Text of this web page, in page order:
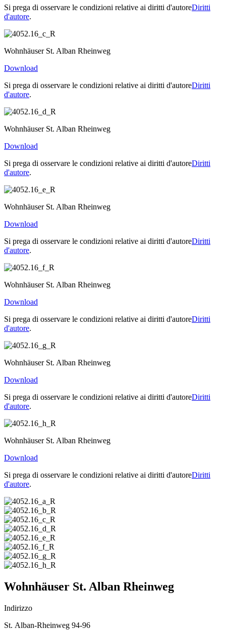
Si prega di osservare le condizioni relative ai diritti d'autoreDiritti
d'autore.
Wohnhäuser St. Alban Rheinweg
Download
Si prega di osservare le condizioni relative ai diritti d'autoreDiritti
d'autore.
Wohnhäuser St. Alban Rheinweg
Download
Si prega di osservare le condizioni relative ai diritti d'autoreDiritti
d'autore.
Wohnhäuser St. Alban Rheinweg
Download
Si prega di osservare le condizioni relative ai diritti d'autoreDiritti
d'autore.
Wohnhäuser St. Alban Rheinweg
Download
Si prega di osservare le condizioni relative ai diritti d'autoreDiritti
d'autore.
Wohnhäuser St. Alban Rheinweg
Download
Si prega di osservare le condizioni relative ai diritti d'autoreDiritti
d'autore.
Wohnhäuser St. Alban Rheinweg
Download
Si prega di osservare le condizioni relative ai diritti d'autoreDiritti
d'autore.
Wohnhäuser St. Alban Rheinweg
Indirizzo
St. Alban-Rheinweg 94-96